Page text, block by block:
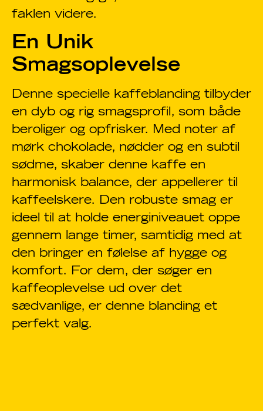
faklen videre.
En Unik
Smagsoplevelse
Denne specielle kaffeblanding tilbyder
en dyb og rig smagsprofil, som både
beroliger og opfrisker. Med noter af
mørk chokolade, nødder og en subtil
sødme, skaber denne kaffe en
harmonisk balance, der appellerer til
kaffeelskere. Den robuste smag er
ideel til at holde energiniveauet oppe
gennem lange timer, samtidig med at
den bringer en følelse af hygge og
komfort. For dem, der søger en
kaffeoplevelse ud over det
sædvanlige, er denne blanding et
perfekt valg.